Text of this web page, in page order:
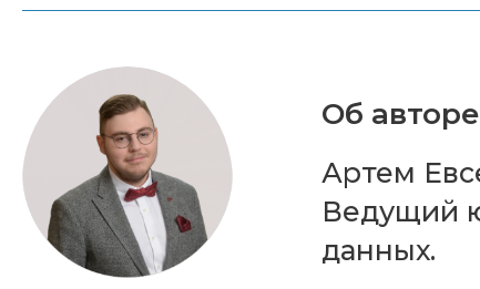
Об
Артем
Ведущий
данных.